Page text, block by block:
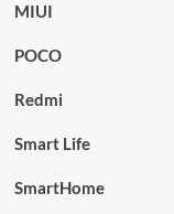
MIUI
POCO
Redmi
Smart Life
SmartHome